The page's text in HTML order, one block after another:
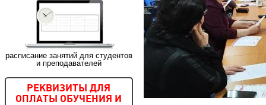
расписание занятий для студентов
и преподавателей
РЕКВИЗИТЫ ДЛЯ
ОПЛАТЫ ОБУЧЕНИЯ И